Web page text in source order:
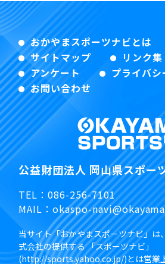
おかやまスポーツナビとは
サイトマップ
リンク集
アンケート
プライバ
お問い合わせ
公益財団法人 岡山県スポー
TEL：086-256-7101
MAIL：okaspo-
当サイト「おかやまスポーツナビ」は
式会社の提供する 「スポーツナビ」
(http://sports.yahoo.co.jp/)とは営業